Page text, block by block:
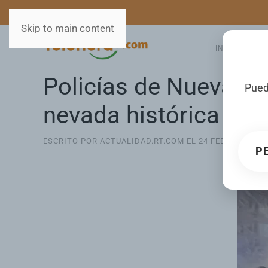
Skip to main content
INICIO
Policías de Nueva
nevada histórica
ESCRITO POR ACTUALIDAD.RT.COM EL 24 FEBRERO 2026